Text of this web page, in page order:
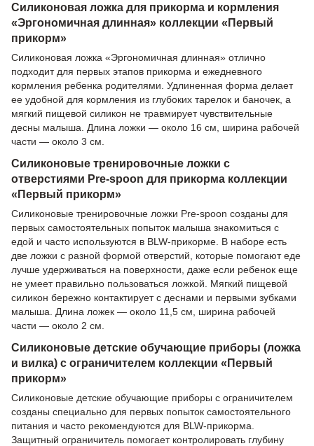
Силиконовая ложка для прикорма и кормления
«Эргономичная длинная» коллекции «Первый
прикорм»
Силиконовая ложка «Эргономичная длинная» отлично
подходит для первых этапов прикорма и ежедневного
кормления ребенка родителями. Удлиненная форма делает
ее удобной для кормления из глубоких тарелок и баночек, а
мягкий пищевой силикон не травмирует чувствительные
десны малыша. Длина ложки — около 16 см, ширина рабочей
части — около 3 см.
Силиконовые тренировочные ложки с
отверстиями Pre-spoon для прикорма коллекции
«Первый прикорм»
Силиконовые тренировочные ложки Pre-spoon созданы для
первых самостоятельных попыток малыша знакомиться с
едой и часто используются в BLW-прикорме. В наборе есть
две ложки с разной формой отверстий, которые помогают еде
лучше удерживаться на поверхности, даже если ребенок еще
не умеет правильно пользоваться ложкой. Мягкий пищевой
силикон бережно контактирует с деснами и первыми зубками
малыша. Длина ложек — около 11,5 см, ширина рабочей
части — около 2 см.
Силиконовые детские обучающие приборы (ложка
и вилка) с ограничителем коллекции «Первый
прикорм»
Силиконовые детские обучающие приборы с ограничителем
созданы специально для первых попыток самостоятельного
питания и часто рекомендуются для BLW-прикорма.
Защитный ограничитель помогает контролировать глубину